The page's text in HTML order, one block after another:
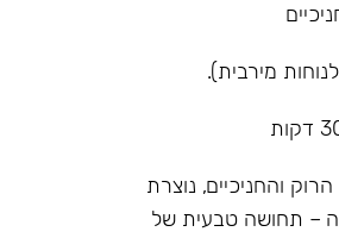
מירבית).
והחניכיים, נוצרת
– תחושה טבעית של